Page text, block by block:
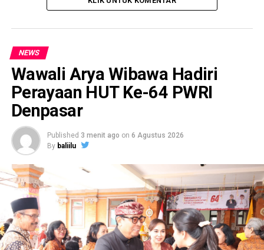
NEWS
Wawali Arya Wibawa Hadiri
Perayaan HUT Ke-64 PWRI
Denpasar
Published 3 menit ago on 6 Agustus 2026
By baliilu